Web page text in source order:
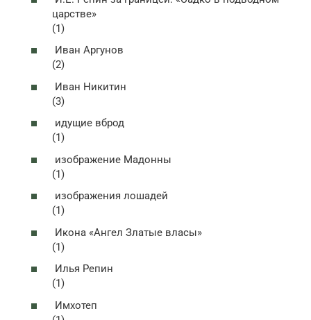
царстве»
(1)
Иван Аргунов
(2)
Иван Никитин
(3)
идущие вброд
(1)
изображение Мадонны
(1)
изображения лошадей
(1)
Икона «Ангел Златые власы»
(1)
Илья Репин
(1)
Имхотеп